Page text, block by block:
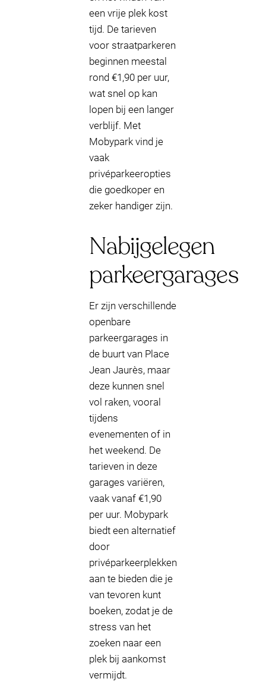
een vrije plek kost
tijd. De tarieven
voor straatparkeren
beginnen meestal
rond €1,90 per uur,
wat snel op kan
lopen bij een langer
verblijf. Met
Mobypark vind je
vaak
privéparkeeropties
die goedkoper en
zeker handiger zijn.
Nabijgelegen
parkeergarages
Er zijn verschillende
openbare
parkeergarages in
de buurt van Place
Jean Jaurès, maar
deze kunnen snel
vol raken, vooral
tijdens
evenementen of in
het weekend. De
tarieven in deze
garages variëren,
vaak vanaf €1,90
per uur. Mobypark
biedt een alternatief
door
privéparkeerplekken
aan te bieden die je
van tevoren kunt
boeken, zodat je de
stress van het
zoeken naar een
plek bij aankomst
vermijdt.